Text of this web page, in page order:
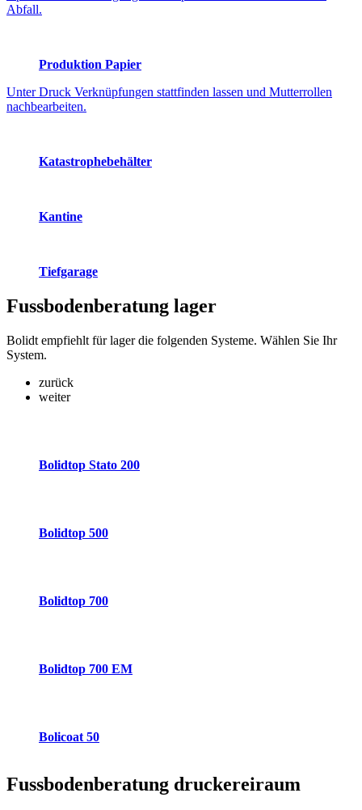
Abfall.
Produktion Papier
Unter Druck Verknüpfungen stattfinden lassen und Mutterrollen
nachbearbeiten.
Katastrophebehälter
Kantine
Tiefgarage
Fussbodenberatung lager
Bolidt empfiehlt für lager die folgenden Systeme. Wählen Sie Ihr
System.
zurück
weiter
Bolidtop Stato 200
Bolidtop 500
Bolidtop 700
Bolidtop 700 EM
Bolicoat 50
Fussbodenberatung druckereiraum